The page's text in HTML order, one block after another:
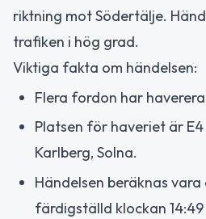
riktning mot Södertälje.
trafiken i hög grad.
Viktiga fakta om händelsen:
Flera fordon har
Platsen för haveriet är
Karlberg, Solna.
Händelsen beräknas
färdigställd klockan